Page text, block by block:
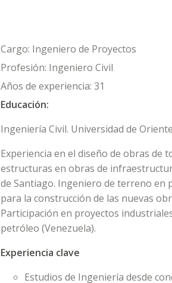
Cargo: Ingeniero de Proyectos
Profesión: Ingeniero Civil
Años de experiencia: 31
Educación:
Ingeniería Civil. Universidad de
Experiencia en el diseño de obras de
estructuras en obras de
de Santiago. Ingeniero de terreno en
para la construcción de las nuevas
Participación en proyectos
petróleo (Venezuela).
Experiencia clave
Estudios de Ingeniería desde